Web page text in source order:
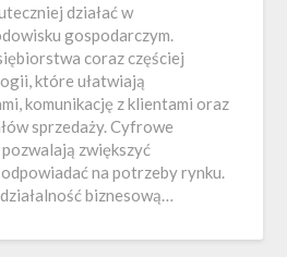
działać w
gospodarczym.
coraz częściej
które ułatwiają
komunikację z klientami oraz
sprzedaży. Cyfrowe
zwiększyć
na potrzeby rynku.
biznesową…